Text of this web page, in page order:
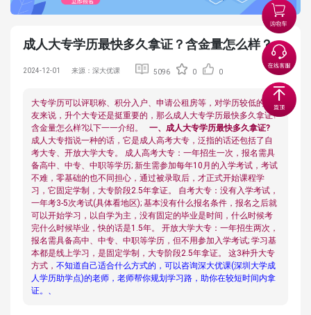
成人大专学历最快多久拿证？含金量怎么样？
2024-12-01 来源：深大优课 5096 0 0
大专学历可以评职称、积分入户、申请公租房等，对学历较低的朋
友来说，升个大专还是挺重要的，那么成人大专学历最快多久拿证?
含金量怎么样?以下一一介绍。 一、成人大专学历最快多久拿证?
成人大专指说一种的话，它是成人高考大专，泛指的话还包括了自
考大专、开放大学大专。 成人高考大专：一年招生一次，报名需具
备高中、中专、中职等学历; 新生需参加每年10月的入学考试，考试
不难，零基础的也不同担心，通过被录取后，才正式开始课程学
习，它固定学制，大专阶段2.5年拿证。 自考大专：没有入学考试，
一年考3-5次考试(具体看地区); 基本没有什么报名条件，报名之后就
可以开始学习，以自学为主，没有固定的毕业是时间，什么时候考
完什么时候毕业，快的话是1.5年。 开放大学大专：一年招生两次，
报名需具备高中、中专、中职等学历，但不用参加入学考试; 学习基
本都是线上学习，是固定学制，大专阶段2.5年拿证。 这3种升大专
方式， 不知道自己适合什么方式的，可以咨询深大优课(深圳大学成
人学历助学点)的老师，老师帮你规划学习路，助你在较短时间内拿
证。、